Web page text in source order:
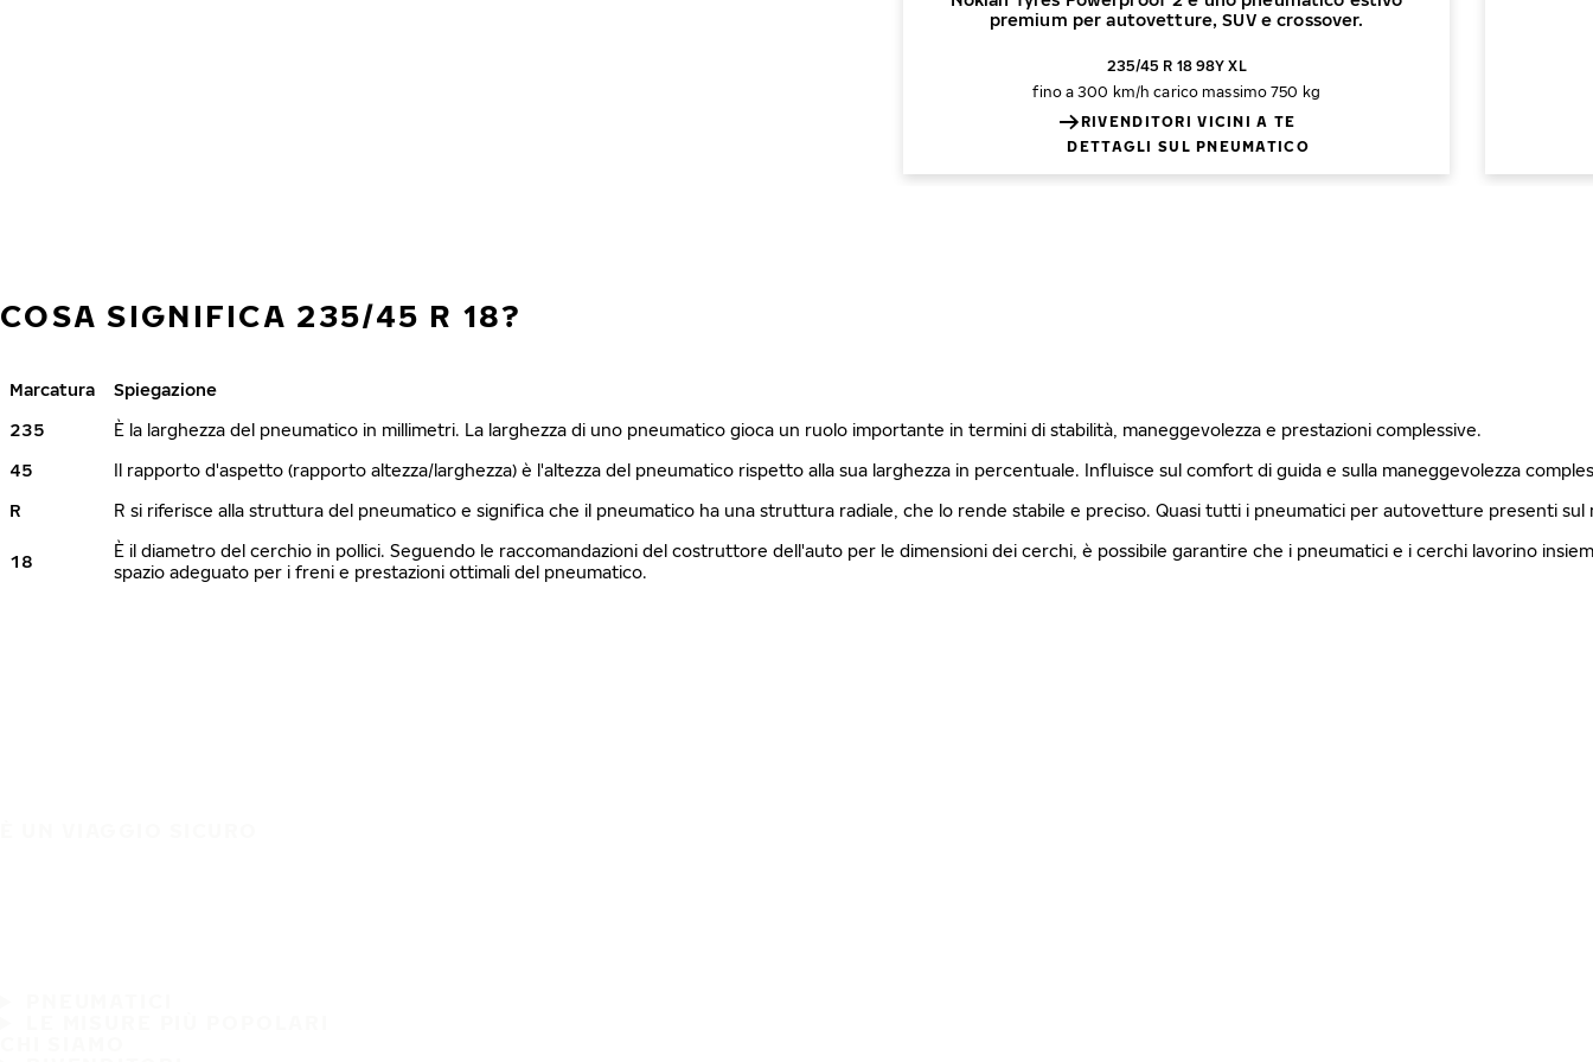
premium per autovetture, SUV e crossover.
235/45 R 18 98Y XL
fino a 300 km/h carico massimo 750 kg
RIVENDITORI VICINI A TE
DETTAGLI SUL PNEUMATICO
COSA SIGNIFICA 235/45 R 18?
Marcatura
Spiegazione
235
È la larghezza del pneumatico in millimetri. La larghezza di uno pneumatico gioca un ruolo importante in termini di stabilità, maneggevolezza e prestazioni complessive.
45
Il rapporto d'aspetto (rapporto altezza/larghezza) è l'altezza del pneumatico rispetto alla sua larghezza in percentuale. Influisce sul comfort di guida e sulla maneggevolezza
R
R si riferisce alla struttura del pneumatico e significa che il pneumatico ha una struttura radiale, che lo rende stabile e preciso. Quasi tutti i pneumatici per autovetture presenti sul
18
È il diametro del cerchio in pollici. Seguendo le raccomandazioni del costruttore dell'auto per le dimensioni dei cerchi, è possibile garantire che i pneumatici e i cerchi lavorino
spazio adeguato per i freni e prestazioni ottimali del pneumatico.